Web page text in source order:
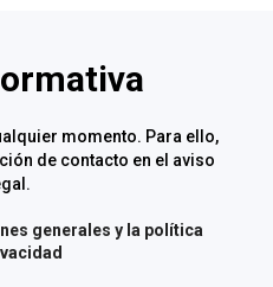
momento. Para ello,
de contacto en el aviso
generales y la política